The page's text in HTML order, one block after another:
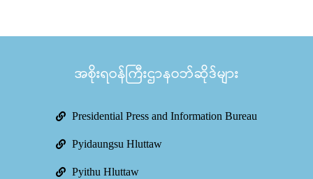
အစိုးရဝန်ကြီးဌာနဝဘ်ဆိုဒ်များ
Presidential Press and Information Bureau
Pyidaungsu Hluttaw
Pyithu Hluttaw